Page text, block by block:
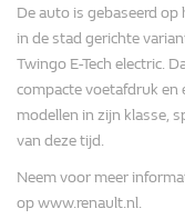
De auto is gebaseerd
in de stad gerichte
Twingo E-Tech electric.
compacte voetafdruk en
modellen in zijn klasse,
van deze tijd.
Neem voor meer
op www.renault.nl.